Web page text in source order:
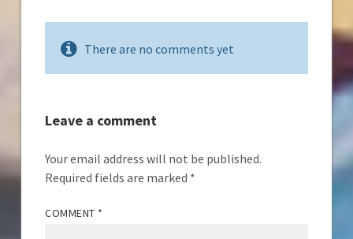
There are no comments yet
Leave a comment
Your email address will not be published.
Required fields are marked *
COMMENT *